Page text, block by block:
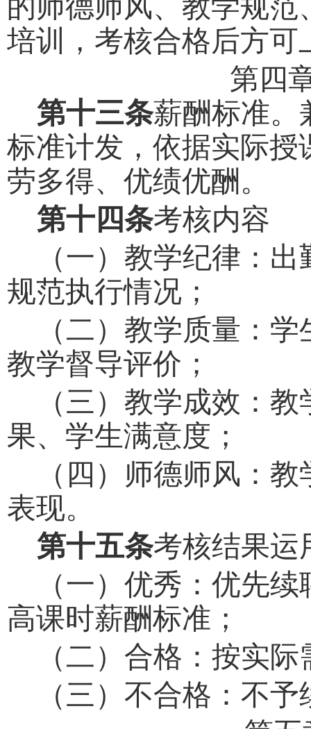
的 师德师风、 教学规范
培训，考核合格后方可
第四
第十三条薪酬标准。
标准计发，依据实际
劳多得、优绩优酬。
第十四条考核内容
（一）教学纪律：
规范执行情况；
（二）教学质量：
教学督导评价；
（三）教学成效：
果、学生满意度；
（四）师德师风：
表现。
第十五条考核结果运
（一）优秀：优先
高课时薪酬标准；
（二）合格：按实
（三）不合格：不